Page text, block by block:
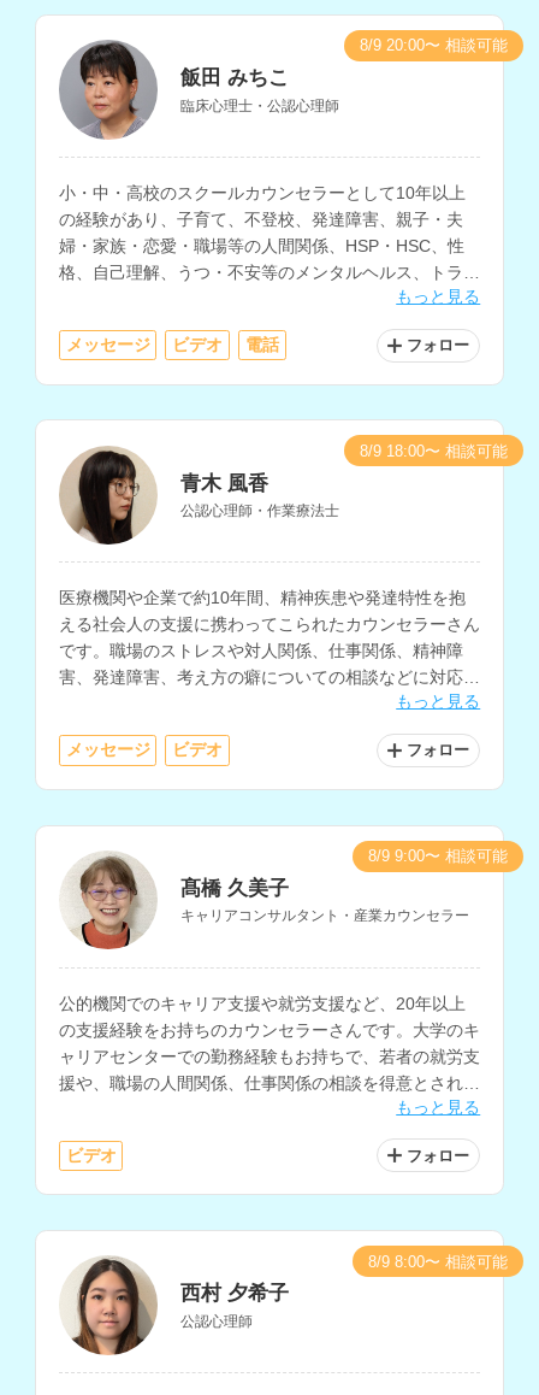
飯田 みちこ
臨床心理士・公認心理師
小・中・高校のスクールカウンセラーとして10年以上
の経験があり、子育て、不登校、発達障害、親子・夫
婦・家族・恋愛・職場等の人間関係、HSP・HSC、性
格、自己理解、うつ・不安等のメンタルヘルス、トラウ
マ、ストレス・アンガーマネジメントの相談などに対応
もっと見る
メッセージ ビデオ 電話 フォロー
8/9 20:00〜 相談可能
青木 風香
公認心理師・作業療法士
医療機関や企業で約10年間、精神疾患や発達特性を抱
える社会人の支援に携わってこられたカウンセラーさん
です。職場のストレスや対人関係、仕事関係、精神障
害、発達障害、考え方の癖についての相談などに対応さ
もっと見る
メッセージ ビデオ フォロー
8/9 18:00〜 相談可能
髙橋 久美子
キャリアコンサルタント・産業カウンセラー
公的機関でのキャリア支援や就労支援など、20年以上
の支援経験をお持ちのカウンセラーさんです。大学のキ
ャリアセンターでの勤務経験もお持ちで、若者の就労支
援や、職場の人間関係、仕事関係の相談を得意とされて
もっと見る
ビデオ フォロー
8/9 9:00〜 相談可能
西村 夕希子
公認心理師
8/9 8:00〜 相談可能